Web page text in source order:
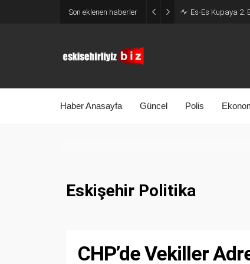
Son eklenen haberler Es-Es Kupaya 2.
Haber Anasayfa Güncel Polis
Eskişehir Politika
CHP’de Vekiller